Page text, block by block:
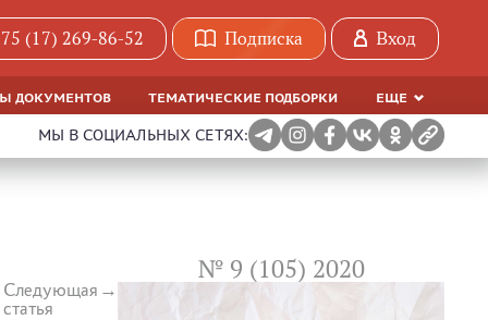
(17) 269-86-52 Подписка Вход
ДОКУМЕНТОВ ТЕМАТИЧЕСКИЕ ПОДБОРКИ ЕЩЕ
МЫ В СОЦИАЛЬНЫХ СЕТЯХ:
Следующая
статья
№ 9 (105) 2020